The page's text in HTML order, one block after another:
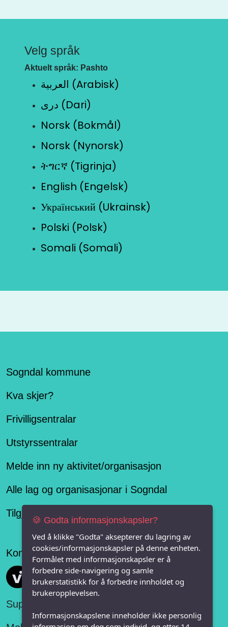
Velg språk
Aktuelt språk: Pashto
العربية (Arabisk)
دری (Dari)
Norsk (Bokmål)
Norsk (Nynorsk)
ትግርኛ (Tigrinja)
English (Engelsk)
Український (Ukrainsk)
Polski (Polsk)
Somali (Somali)
Sogndal kommune
Kva skjer?
Frivilligsentralar
Utstyrssentralar
Melde inn ny aktivitet/organisasjon
Alle lag og organisasjonar i Sogndal
Tilgjengelegheitserklæring
Konseptet er levert av
Vi FRITID
Support:
🍪 Godta informasjonskapsler?
Ved å klikke "Godta" aksepterer du lagring av
cookies/informasjonskapsler på denne enheten.
Formålet med informasjonskapsler er å
forbedre side-navigering og samle
brukerstatistikk for å forbedre innholdet og
brukeropplevelsen.
Informasjonskapslene inneholder ikke personlig